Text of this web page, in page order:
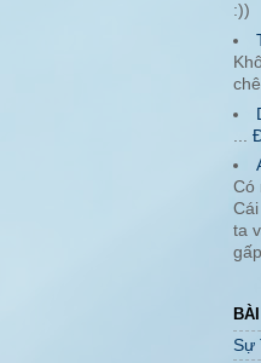
:))
Có
ta
Sự